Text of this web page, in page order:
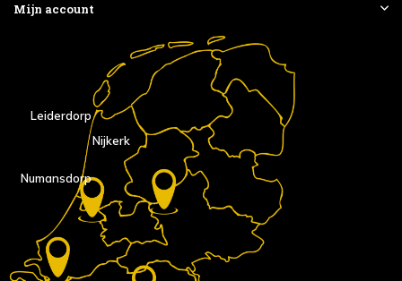
Mijn account
Nijkerk
Numansdorp
Leiderdorp